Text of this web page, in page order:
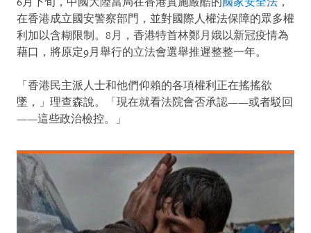
在香港成立國安警察部門，並對國際人權法保障的眾多權
利加以含糊限制。8月，香港特首林鄭月娥以新冠疫情為
藉口，將原定9月舉行的立法會選舉推遲整整一年。
「香港民主派人士和他們仰賴的各項權利正在搖搖欲
墜，」理查森說。「現在就看法院會否承認——或者駁回
——這些政治檢控。」